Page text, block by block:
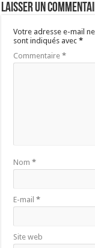
Laisser un
Votre adresse e-mail
sont indiqués avec*
Commentaire*
Nom*
E-mail*
Site web